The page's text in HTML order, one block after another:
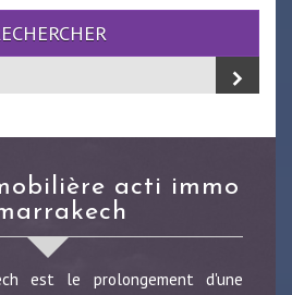
est le prolongement d'une